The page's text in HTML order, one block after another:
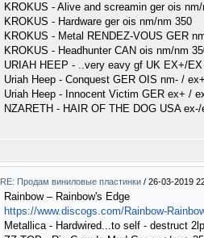
KROKUS - Alive and screamin ger ois
KROKUS - Hardware ger ois nm/nm 350
KROKUS - Metal RENDEZ-VOUS GER
KROKUS - Headhunter CAN ois nm/nm
URIAH HEEP - ..very eavy gf UK EX+/EX
Uriah Heep - Conquest GER OIS nm- /
Uriah Heep - Innocent Victim GER ex+ /
NZARETH - HAIR OF THE DOG USA
RE: Продам виниловые пластинки / 26-03-2019
Rainbow ‎– Rainbow's Edge
https://www.discogs.com/Rainbow-
Metallica - Hardwired...to self - destruct